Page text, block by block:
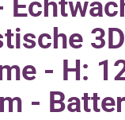
3D
- H:
-